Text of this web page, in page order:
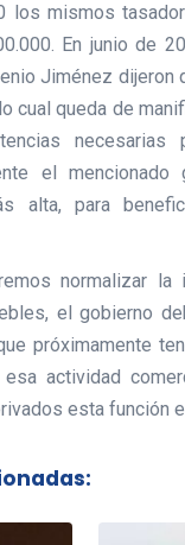
los mismos
En junio de
Jiménez dijeron
cual queda de
necesarias
el mencionado
alta, para
normalizar
el gobierno
próximamente
actividad
esta función